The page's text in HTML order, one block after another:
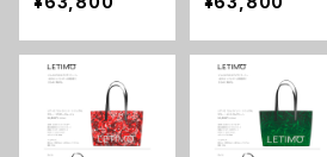
リーン ■配送
まで約１か月
ープル ■配送
まで約１か月